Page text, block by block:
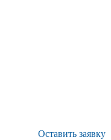
Оставить заявку